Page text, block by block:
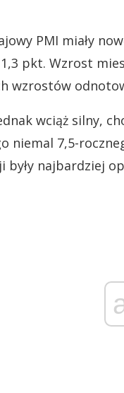
PMI miały
pkt. Wzrost
wzrostów
wciąż silny,
niemal 7,5-
były najbardziej